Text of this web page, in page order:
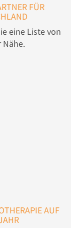
FÜR
eine Liste von
AUF